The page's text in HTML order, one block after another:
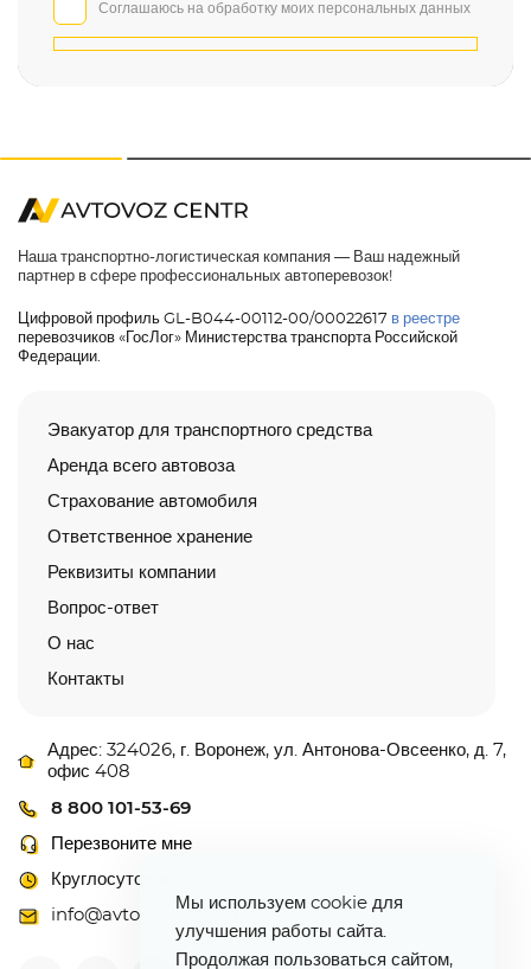
Соглашаюсь на обработку моих персональных данных
Наша транспортно-логистическая компания — Ваш надежный
партнер в сфере профессиональных автоперевозок!
Цифровой профиль GL-B044-00112-00/00022617 в реестре
перевозчиков «ГосЛог» Министерства транспорта Российской
Федерации.
Эвакуатор для транспортного средства
Аренда всего автовоза
Страхование автомобиля
Ответственное хранение
Реквизиты компании
Вопрос-ответ
О нас
Контакты
Адрес: 324026, г. Воронеж, ул. Антонова-Овсеенко, д. 7,
офис 408
8 800 101-53-69
Перезвоните мне
Круглосуточно
info@avtovoz-centr.ru
Мы используем cookie для
улучшения работы сайта.
Продолжая пользоваться сайтом,